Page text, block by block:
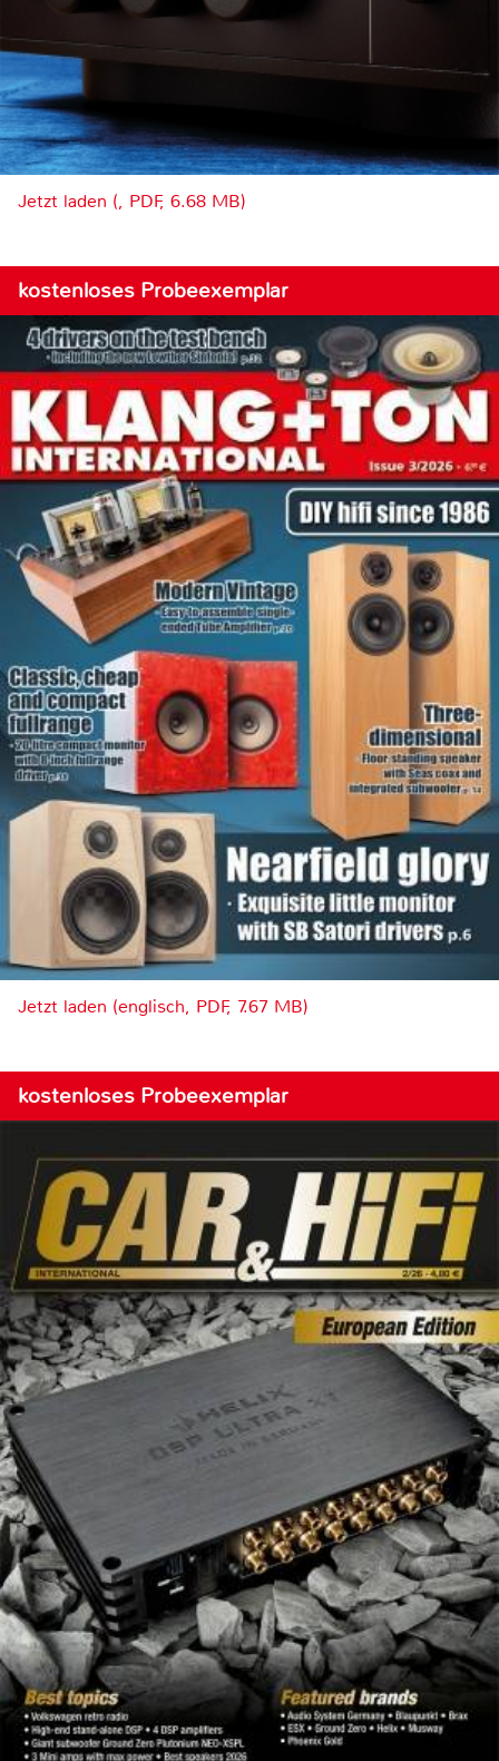
Jetzt laden (, PDF, 6.68 MB)
kostenloses Probeexemplar
Jetzt laden (englisch, PDF, 7.67 MB)
kostenloses Probeexemplar